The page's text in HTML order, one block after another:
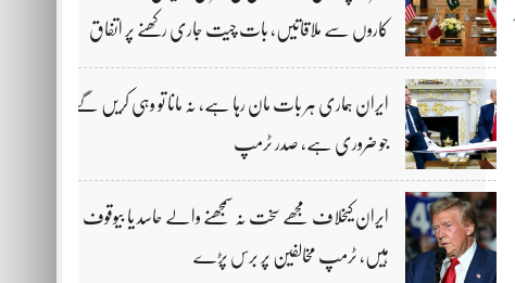
کاروں سے ملاقاتیں، بات چیت جاری رکھنے پر اتفاق
ایران ہماری ہر بات مان رہا ہے، نہ مانا تو وہی کریں گے
جو ضروری ہے، صدر ٹرمپ
ایران کیخلاف مجھے سخت نہ سمجھنے والے حاسد یا بیوقوف
ہیں، ٹرمپ مخالفین پر برس پڑے